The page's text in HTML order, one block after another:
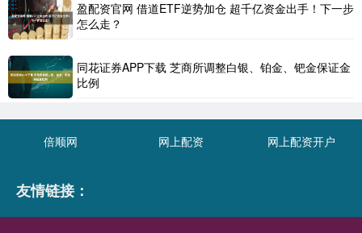
盈配资官网 借道ETF逆势加仓 超千亿资金出手！下一步
怎么走？
同花证券APP下载 芝商所调整白银、铂金、钯金保证金
比例
倍顺网 网上配资 网上配资开户
友情链接：